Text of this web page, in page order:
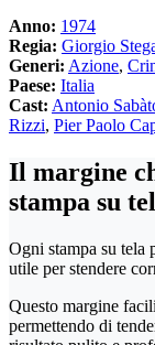
Anno: 1974
Regia: Giorgio
Generi: Azione,
Paese: Italia
Cast: Antonio
Rizzi, Pier Paolo
Il margine
stampa su
Ogni stampa su tela
utile per stendere
Questo margine
permettendo di